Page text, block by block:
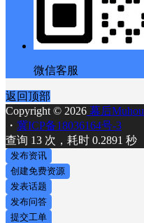
微信客服
返回顶部
Copyright © 2026 幕后Muhou
・ 冀ICP备18036164号-3
查询 13 次，耗时 0.2891 秒
发布资讯
创建免费资源
发表话题
发布问答
提交工单